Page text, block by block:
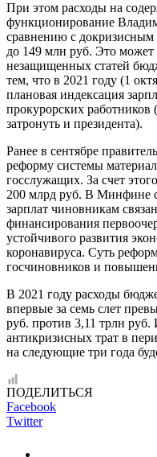
При этом расходы на
функционирование
сравнению с
до 149 млн руб. Это может
незащищенных статей
тем, что в 2021 году (1
плановая индексация
прокурорских
затронуть и президента).
Ранее в сентябре
реформу системы
госслужащих. За счет
200 млрд руб. В Минфине
зарплат чиновникам
финансирования
устойчивого развития
коронавируса. Суть
госчиновников и
В 2021 году расходы
впервые за семь слет
руб. против 3,11 трлн
антикризисных трат в
на следующие три года
ПОДЕЛИТЬСЯ
Facebook
Twitter